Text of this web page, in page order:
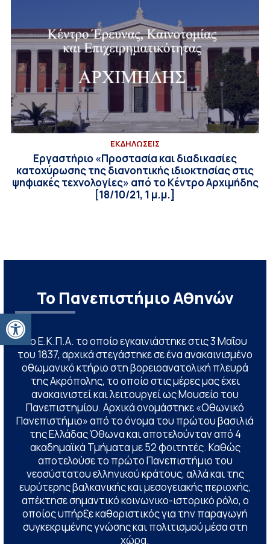
Ανοίξτε τη γραμμή εργαλείων
ΕΚΔΗΛΩΣΕΙΣ
Εργαστήριο «Προστασία και διαδικασίες
κατοχύρωσης της διανοητικής ιδιοκτησίας στις
ψηφιακές τεχνολογίες» από το Κέντρο Αρχιμήδης
[18/10/21, 1 μ.μ.]
Το Πανεπιστήμιο Αθηνών
Το Ε.Κ.Π.Α. το οποίο εγκαινιάστηκε στις 3 Μαΐου
του 1837, αρχικά στεγάστηκε σε ένα ανακαινισμένο
οθωμανικό κτήριο στη βορειοανατολική πλευρά
της Ακρόπολης, το οποίο στις μέρες μας έχει
ανακαινιστεί και λειτουργεί ως Μουσείο του
Πανεπιστημίου. Αρχικά ονομάστηκε «Οθωνικό
Πανεπιστήμιο» από το όνομα του πρώτου βασιλιά
της Ελλάδας Όθωνα και αποτελούνταν από 4
ακαδημαϊκά Τμήματα με 52 φοιτητές. Καθώς
αποτελούσε το πρώτο Πανεπιστήμιο του
νεοσύστατου ελληνικού κράτους, αλλά και της
ευρύτερης βαλκανικής και μεσογειακής περιοχής,
απέκτησε σημαντικό κοινωνικο-ιστορικό ρόλο, ο
οποίος υπήρξε καθοριστικός για την παραγωγή
συγκεκριμένης γνώσης και πολιτισμού μέσα στη
χώρα.